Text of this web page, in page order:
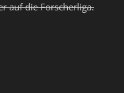
auf die Forscherliga.